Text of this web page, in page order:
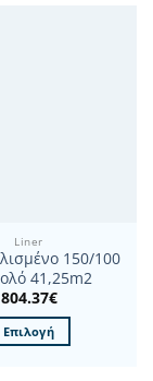
Liner
150/100
41,25m2
804.37€
Επιλογή